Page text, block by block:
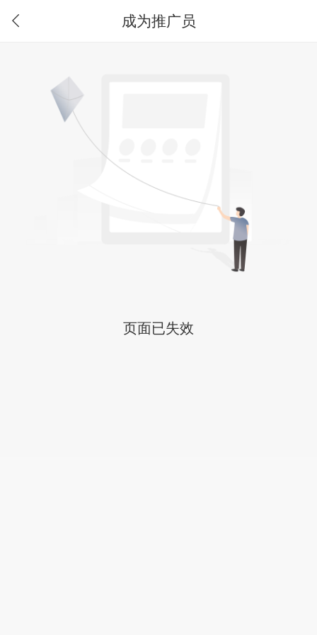
成为推广员
页面已失效